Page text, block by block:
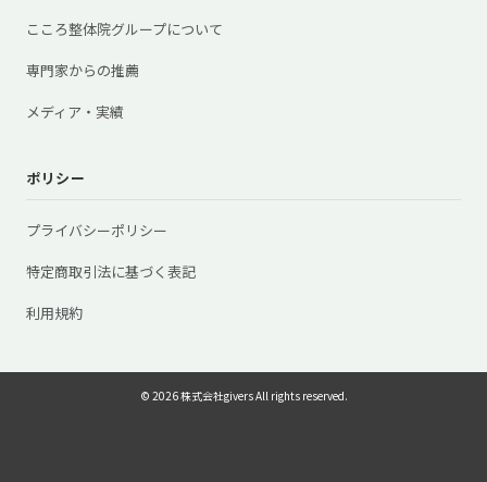
こころ整体院グループについて
専門家からの推薦
メディア・実績
ポリシー
プライバシーポリシー
特定商取引法に基づく表記
利用規約
© 2026 株式会社givers All rights reserved.